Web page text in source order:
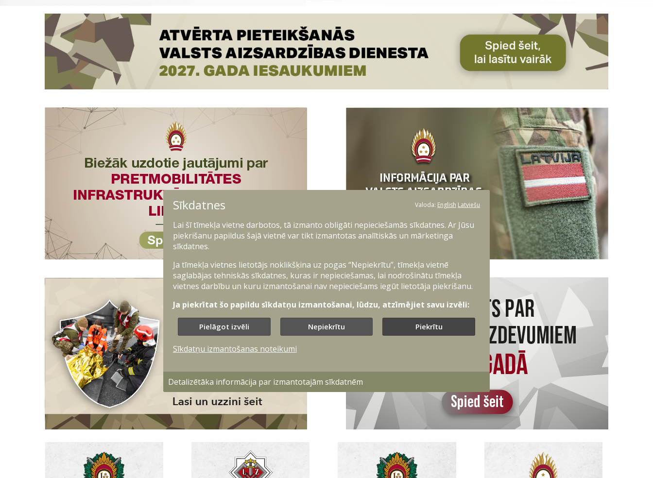
Sīkdatnes Valoda: English Latviešu
Lai šī tīmekļa vietne darbotos, tā izmanto obligāti nepieciešamās sīkdatnes. Ar Jūsu
piekrišanu papildus šajā vietnē var tikt izmantotas analītiskās un mārketinga
sīkdatnes.
Ja tīmekļa vietnes lietotājs noklikšķina uz pogas “Nepiekrītu”, tīmekļa vietnē
saglabājas tehniskās sīkdatnes, kuras ir nepieciešamas, lai nodrošinātu tīmekļa
vietnes darbību un kuru izmantošanai nav nepieciešams iegūt lietotāja piekrišanu.
Ja piekrītat šo papildu sīkdatņu izmantošanai, lūdzu, atzīmējiet savu izvēli:
Pielāgot izvēli Nepiekrītu Piekrītu
Sīkdatņu izmantošanas noteikumi
Detalizētāka informācija par izmantotajām sīkdatnēm